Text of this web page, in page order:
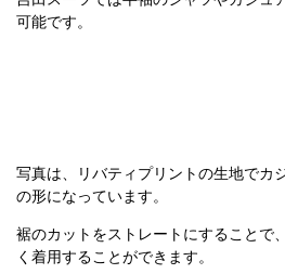
可能です。
写真は、リバティプリントの生地でカ
の形になっています。
裾のカットをストレートにすることで
く着用することができます。